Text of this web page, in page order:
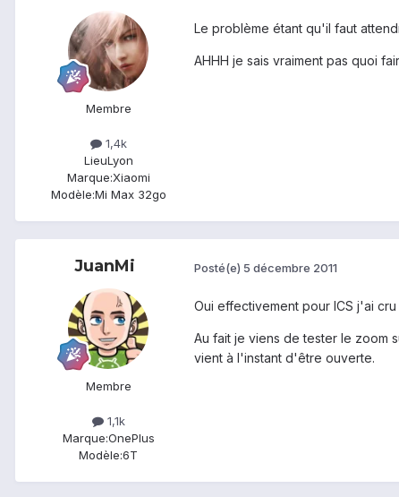
Membre
1,4k
LieuLyon
Marque:Xiaomi
Modèle:Mi Max 32go
Le problème étant qu'il faut
AHHH je sais vraiment pas quoi
JuanMi
Membre
1,1k
Marque:OnePlus
Modèle:6T
Posté(e) 5 décembre 2011
Oui effectivement pour ICS j'ai
Au fait je viens de tester le zoom
vient à l'instant d'être ouverte.